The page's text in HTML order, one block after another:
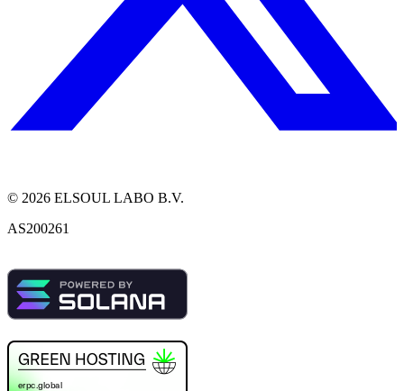
© 2026 ELSOUL LABO B.V.
AS200261